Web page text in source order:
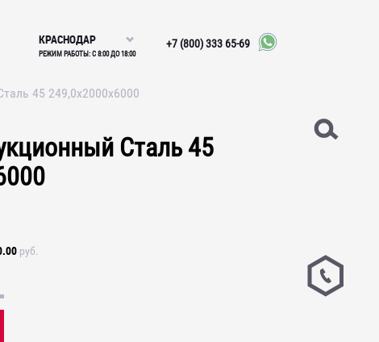
КРАСНОДАР
РЕЖИМ РАБОТЫ: С 8:00 ДО 18:00
+7 (800) 333 65-69
45 249,0х2000х6000
Сталь 45
руб.